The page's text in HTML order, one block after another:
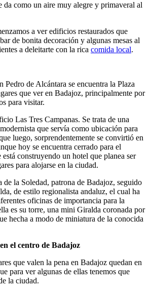
da como un aire muy alegre y primaveral al
a ver edificios restaurados que
de bonita decoración y algunas mesas al
a deleitarte con la rica comida local.
Pedro de Alcántara se encuentra la Plaza
que ver en Badajoz, principalmente por
para visitar.
Las Tres Campanas. Se trata de una
que servía como ubicación para
luego, sorprendentemente se convirtió en
hoy se encuentra cerrado para el
construyendo un hotel que planea ser
para alojarse en la ciudad.
de la Soledad, patrona de Badajoz, seguido
de estilo regionalista andaluz, el cual ha
oficinas de importancia para la
es su torre, una mini Giralda coronada por
hecha a modo de miniatura de la conocida
el centro de Badajoz
que valen la pena en Badajoz quedan en
para ver algunas de ellas tenemos que
la ciudad.